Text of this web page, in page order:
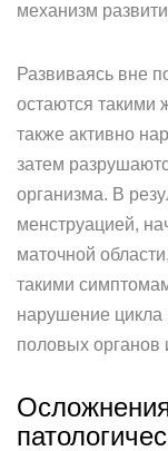
механизм
Развиваясь вне
остаются такими
также активно
затем
организма. В
менструацией,
маточной
такими
нарушение цикла
половых органов